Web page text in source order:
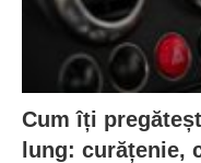
Cum îți
lung: